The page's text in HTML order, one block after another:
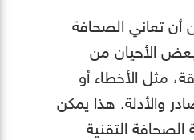
أن تعاني الصحافة
بعض الأحيان من
مثل الأخطاء أو
والأدلة. هذا يمكن
التقنية